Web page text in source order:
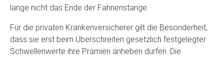
lange nicht das Ende der Fahnenstange.
Für die privaten Krankenversicherer gilt die Besonderheit,
dass sie erst beim Überschreiten gesetzlich festgelegter
Schwellenwerte ihre Prämien anheben dürfen. Die